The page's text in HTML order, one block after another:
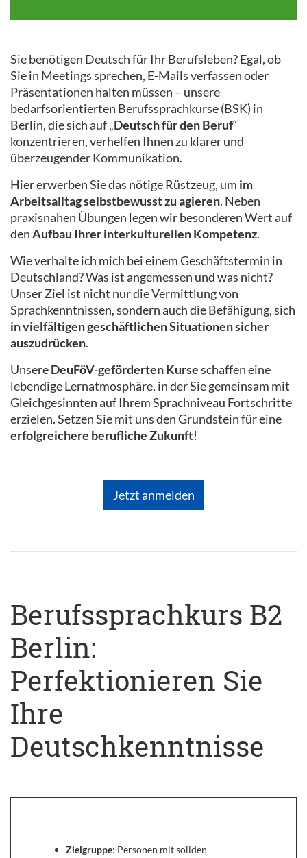
Sie benötigen Deutsch für Ihr Berufsleben? Egal, ob
Sie in Meetings sprechen, E-Mails verfassen oder
Präsentationen halten müssen – unsere
bedarfsorientierten Berufssprachkurse (BSK) in
Berlin, die sich auf „Deutsch für den Beruf“
konzentrieren, verhelfen Ihnen zu klarer und
überzeugender Kommunikation.
Hier erwerben Sie das nötige Rüstzeug, um im
Arbeitsalltag selbstbewusst zu agieren. Neben
praxisnahen Übungen legen wir besonderen Wert auf
denAufbau Ihrer interkulturellen Kompetenz.
Wie verhalte ich mich bei einem Geschäftstermin in
Deutschland? Was ist angemessen und was nicht?
Unser Ziel ist nicht nur die Vermittlung von
Sprachkenntnissen, sondern auch die Befähigung, sich
in vielfältigen geschäftlichen Situationen sicher
auszudrücken.
UnsereDeuFöV-geförderten Kurseschaffen eine
lebendige Lernatmosphäre, in der Sie gemeinsam mit
Gleichgesinnten auf Ihrem Sprachniveau Fortschritte
erzielen. Setzen Sie mit uns den Grundstein für eine
erfolgreichere berufliche Zukunft!
Jetzt anmelden
Berufssprachkurs B2
Berlin:
Perfektionieren Sie
Ihre
Deutschkenntnisse
Zielgruppe: Personen mit soliden